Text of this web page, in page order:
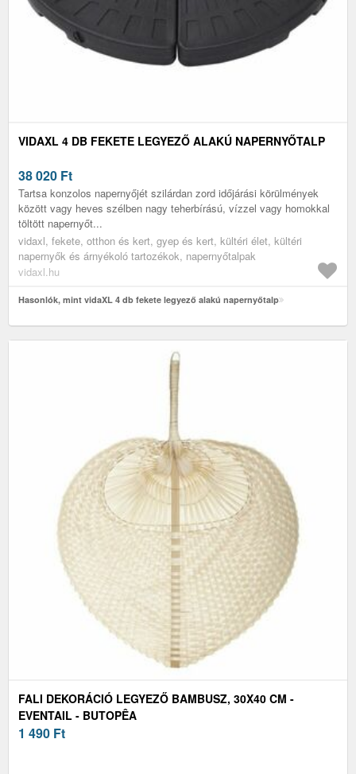
VIDAXL 4 DB FEKETE LEGYEZŐ ALAKÚ NAPERNYŐTALP
38 020 Ft
Tartsa konzolos napernyőjét szilárdan zord időjárási körülmények
között vagy heves szélben nagy teherbírású, vízzel vagy homokkal
töltött napernyőt...
vidaxl, fekete, otthon és kert, gyep és kert, kültéri élet, kültéri
napernyők és árnyékoló tartozékok, napernyőtalpak
vidaxl.hu
Hasonlók, mint vidaXL 4 db fekete legyező alakú napernyőtalp
FALI DEKORÁCIÓ LEGYEZŐ BAMBUSZ, 30X40 CM -
EVENTAIL - BUTOPÊA
1 490 Ft